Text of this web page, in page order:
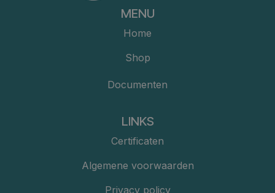
MENU
Home
Shop
Documenten
LINKS
Certificaten
Algemene voorwaarden
Privacy policy